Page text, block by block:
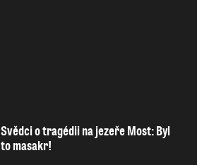
Svědci o tragédii na jezeře Most: Byl
to masakr!